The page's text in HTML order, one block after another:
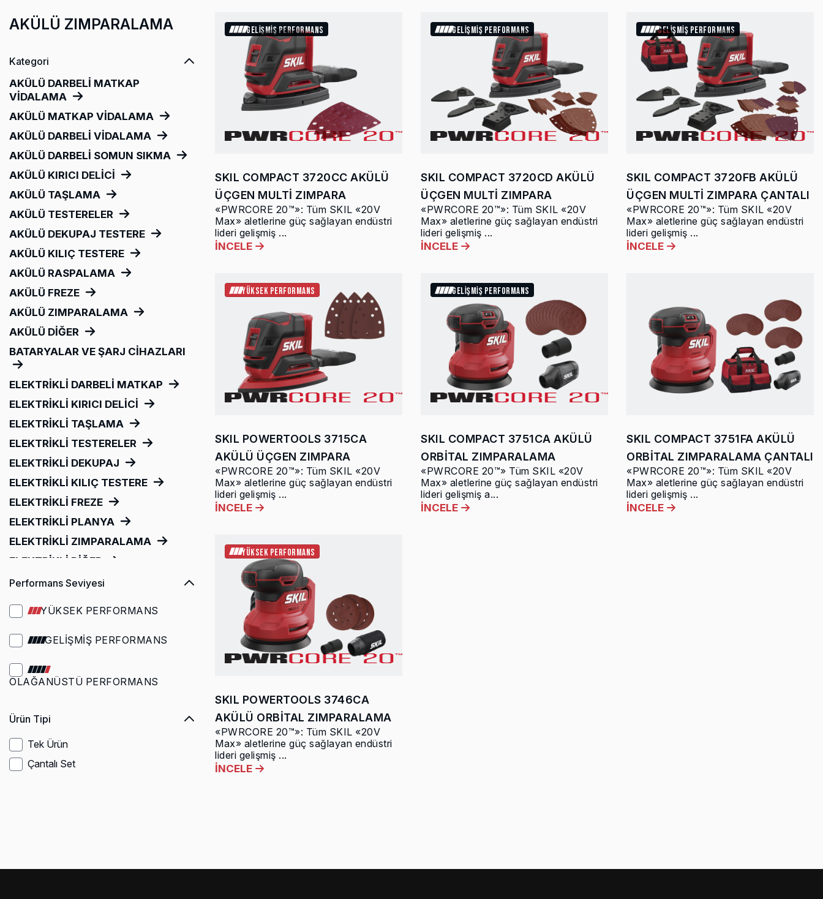
AKÜLÜ ZIMPARALAMA
Kategori
AKÜLÜ DARBELİ MATKAP
VİDALAMA
AKÜLÜ MATKAP VİDALAMA
AKÜLÜ DARBELİ VİDALAMA
AKÜLÜ DARBELİ SOMUN SIKMA
AKÜLÜ KIRICI DELİCİ
AKÜLÜ TAŞLAMA
AKÜLÜ TESTERELER
AKÜLÜ DEKUPAJ TESTERE
AKÜLÜ KILIÇ TESTERE
AKÜLÜ RASPALAMA
AKÜLÜ FREZE
AKÜLÜ ZIMPARALAMA
AKÜLÜ DİĞER
BATARYALAR VE ŞARJ CİHAZLARI
ELEKTRİKLİ DARBELİ MATKAP
ELEKTRİKLİ KIRICI DELİCİ
ELEKTRİKLİ TAŞLAMA
ELEKTRİKLİ TESTERELER
ELEKTRİKLİ DEKUPAJ
ELEKTRİKLİ KILIÇ TESTERE
ELEKTRİKLİ FREZE
ELEKTRİKLİ PLANYA
ELEKTRİKLİ ZIMPARALAMA
ELEKTRİKLİ DİĞER
Performans Seviyesi
YÜKSEK PERFORMANS
GELİŞMİŞ PERFORMANS
OLAĞANÜSTÜ PERFORMANS
Ürün Tipi
Tek Ürün
Çantalı Set
GELİŞMİŞ PERFORMANS
SKIL COMPACT 3720CC AKÜLÜ
ÜÇGEN MULTİ ZIMPARA
«PWRCORE 20™»: Tüm SKIL «20V
Max» aletlerine güç sağlayan endüstri
lideri gelişmiş ...
İNCELE
GELİŞMİŞ PERFORMANS
SKIL COMPACT 3720CD AKÜLÜ
ÜÇGEN MULTİ ZIMPARA
«PWRCORE 20™»: Tüm SKIL «20V
Max» aletlerine güç sağlayan endüstri
lideri gelişmiş ...
İNCELE
GELİŞMİŞ PERFORMANS
SKIL COMPACT 3720FB AKÜLÜ
ÜÇGEN MULTİ ZIMPARA ÇANTALI
«PWRCORE 20™»: Tüm SKIL «20V
Max» aletlerine güç sağlayan endüstri
lideri gelişmiş ...
İNCELE
YÜKSEK PERFORMANS
SKIL POWERTOOLS 3715CA
AKÜLÜ ÜÇGEN ZIMPARA
«PWRCORE 20™»: Tüm SKIL «20V
Max» aletlerine güç sağlayan endüstri
lideri gelişmiş ...
İNCELE
GELİŞMİŞ PERFORMANS
SKIL COMPACT 3751CA AKÜLÜ
ORBİTAL ZIMPARALAMA
«PWRCORE 20™» Tüm SKIL «20V
Max» aletlerine güç sağlayan endüstri
lideri gelişmiş a...
İNCELE
SKIL COMPACT 3751FA AKÜLÜ
ORBİTAL ZIMPARALAMA ÇANTALI
«PWRCORE 20™»: Tüm SKIL «20V
Max» aletlerine güç sağlayan endüstri
lideri gelişmiş ...
İNCELE
YÜKSEK PERFORMANS
SKIL POWERTOOLS 3746CA
AKÜLÜ ORBİTAL ZIMPARALAMA
«PWRCORE 20™»: Tüm SKIL «20V
Max» aletlerine güç sağlayan endüstri
lideri gelişmiş ...
İNCELE